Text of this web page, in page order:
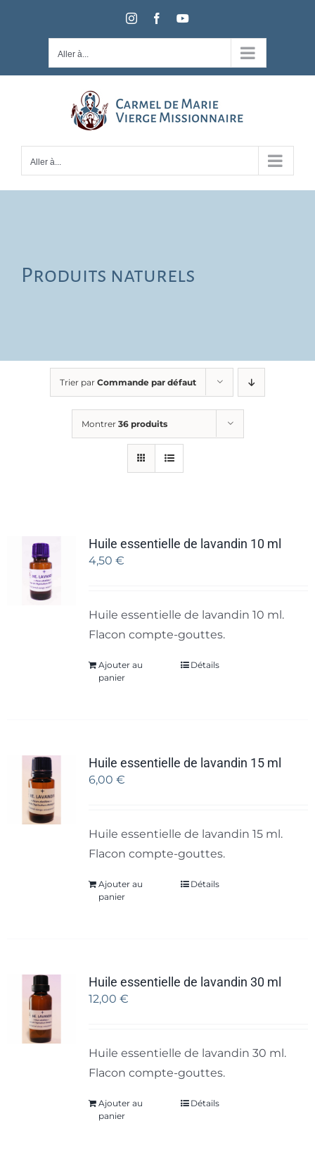
InstagramFacebookYouTube
Aller à...
Aller à...
Produits naturels
Trier par Commande par défaut
Montrer 36 produits
Huile essentielle de lavandin 10 ml
4,50 €
Huile essentielle de lavandin 10 ml.
Flacon compte-gouttes.
Ajouter au
panier
Détails
Huile essentielle de lavandin 15 ml
6,00 €
Huile essentielle de lavandin 15 ml.
Flacon compte-gouttes.
Ajouter au
panier
Détails
Huile essentielle de lavandin 30 ml
12,00 €
Huile essentielle de lavandin 30 ml.
Flacon compte-gouttes.
Ajouter au
panier
Détails